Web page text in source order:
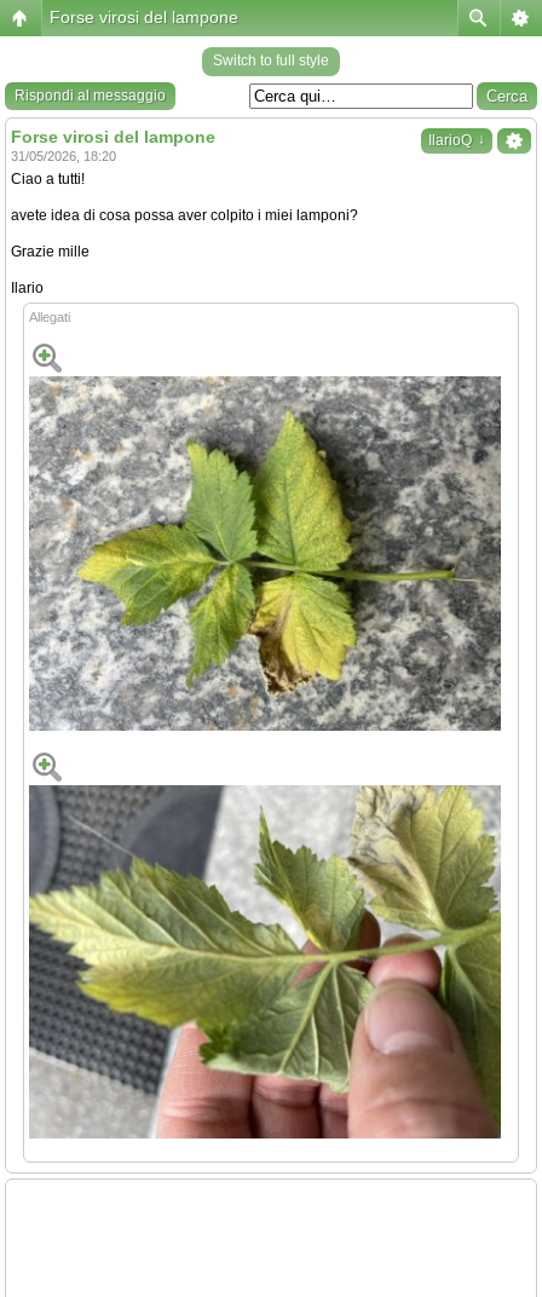
Forse virosi del lampone
Switch to full style
Rispondi al messaggio
IlarioQ ↓
Forse virosi del lampone
31/05/2026, 18:20
Ciao a tutti!
avete idea di cosa possa aver colpito i miei lamponi?
Grazie mille
Ilario
Allegati